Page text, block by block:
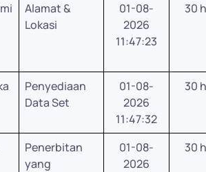
Alamat &
Lokasi
01-08-
2026
11:47:23
30
Penyediaan
Data Set
01-08-
2026
11:47:32
30
Penerbitan
yang
01-08-
2026
30